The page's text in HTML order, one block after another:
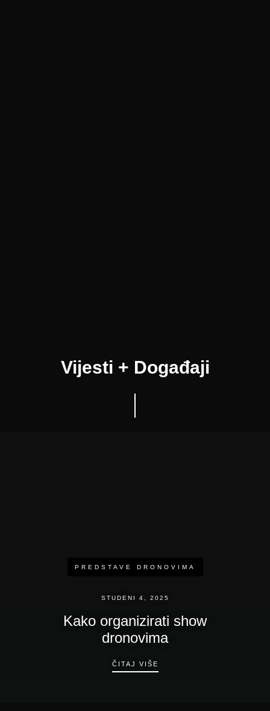
Vijesti + Događaji
PREDSTAVE DRONOVIMA
STUDENI 4, 2025
Kako organizirati show
dronovima
ČITAJ VIŠE
PREDSTAVE DRONOVIMA
STUDENI 4, 2025
Trendovi događaja 2026.:
Emocije, inovacije i svjetlost |